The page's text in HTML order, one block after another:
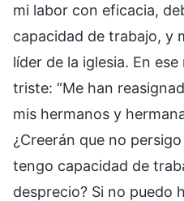
mi labor con eficacia,
capacidad de trabajo, y
líder de la iglesia. En
triste: “Me han
mis hermanos y
¿Creerán que no
tengo capacidad de
desprecio? Si no puedo